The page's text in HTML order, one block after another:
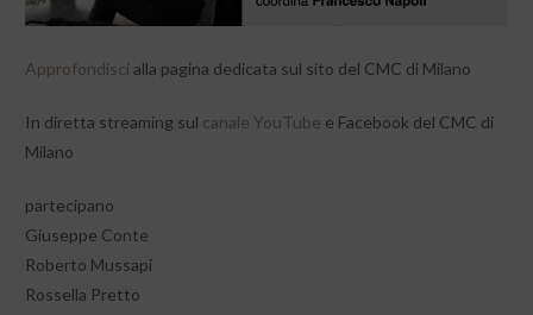
Approfondisci alla pagina dedicata sul sito del CMC di Milano
In diretta streaming sul canale YouTube e Facebook del CMC di
Milano
partecipano
Giuseppe Conte
Roberto Mussapi
Rossella Pretto